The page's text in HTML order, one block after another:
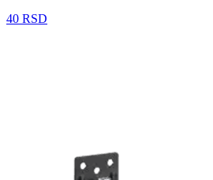
40 RSD